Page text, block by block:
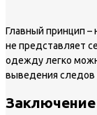
Главный принцип –
не представляет
одежду легко
выведения следов
Заключение